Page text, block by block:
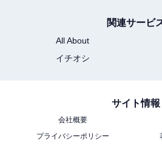
関連サービ
All About
イチオシ
サイト情報
会社概要
プライバシーポリシー